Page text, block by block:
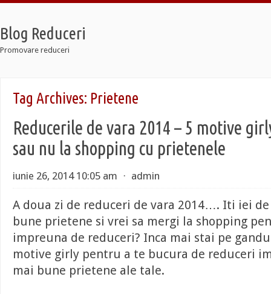
Blog Reduceri
Promovare reduceri
Taxi
Taxi
7
Tag Archives: Prietene
Reducerile de vara 2014 – 5 motive
sau nu la shopping cu prietenele
iunie 26, 2014 10:05 am ⋅ admin
A doua zi de reduceri de vara 2014…. Iti iei
bune prietene si vrei sa mergi la shopping
impreuna de reduceri? Inca mai stai pe
motive girly pentru a te bucura de reduceri
mai bune prietene ale tale.